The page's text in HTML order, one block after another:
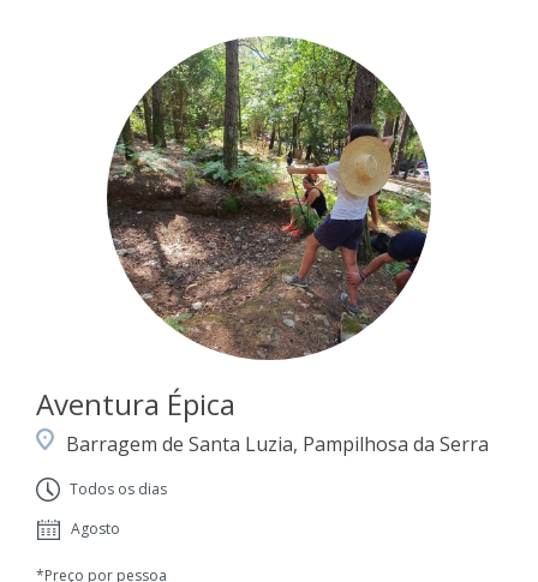
Aventura Épica
Barragem de Santa Luzia, Pampilhosa da Serra
Todos os dias
Agosto
*Preço por pessoa